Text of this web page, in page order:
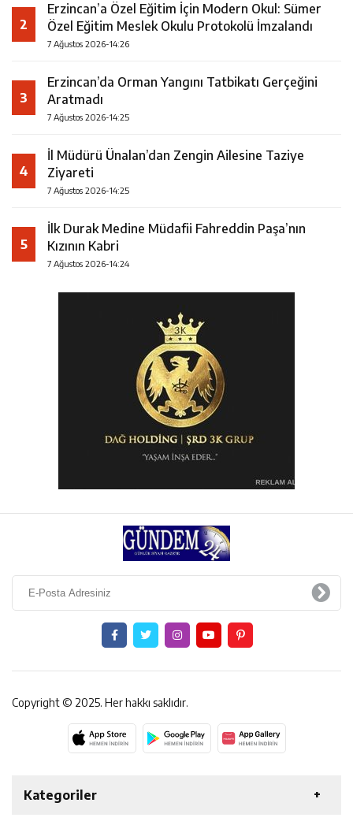
2
Erzincan’a Özel Eğitim İçin Modern Okul: Sümer
Özel Eğitim Meslek Okulu Protokolü İmzalandı
7 Ağustos 2026-14:26
3
Erzincan’da Orman Yangını Tatbikatı Gerçeğini
Aratmadı
7 Ağustos 2026-14:25
4
İl Müdürü Ünalan’dan Zengin Ailesine Taziye
Ziyareti
7 Ağustos 2026-14:25
5
İlk Durak Medine Müdafii Fahreddin Paşa’nın
Kızının Kabri
7 Ağustos 2026-14:24
Copyright © 2025. Her hakkı saklıdır.
Kategoriler